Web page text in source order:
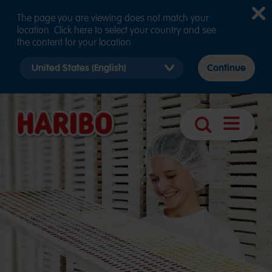
BúsquedaAbrir
The page you are viewing does not match your
location. Click here to select your country and see
the content for your location.
country
Continue